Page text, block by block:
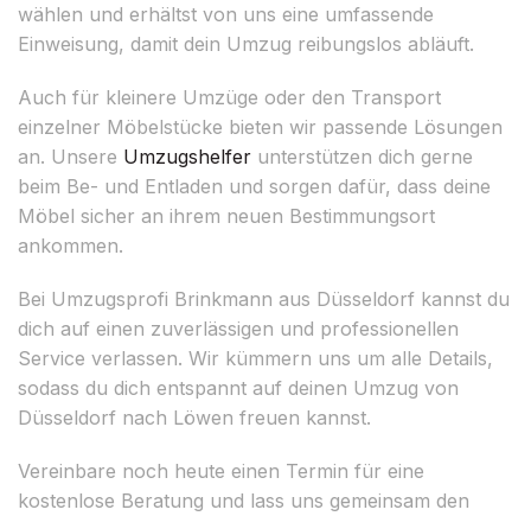
wählen und erhältst von uns eine umfassende
Einweisung, damit dein Umzug reibungslos abläuft.
Auch für kleinere Umzüge oder den Transport
einzelner Möbelstücke bieten wir passende Lösungen
an. Unsere Umzugshelfer unterstützen dich gerne
beim Be- und Entladen und sorgen dafür, dass deine
Möbel sicher an ihrem neuen Bestimmungsort
ankommen.
Bei Umzugsprofi Brinkmann aus Düsseldorf kannst du
dich auf einen zuverlässigen und professionellen
Service verlassen. Wir kümmern uns um alle Details,
sodass du dich entspannt auf deinen Umzug von
Düsseldorf nach Löwen freuen kannst.
Vereinbare noch heute einen Termin für eine
kostenlose Beratung und lass uns gemeinsam den